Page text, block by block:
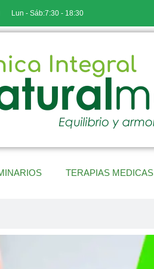
Lun - Sáb:7:30 - 18:30
TERAPIAS MEDICAS